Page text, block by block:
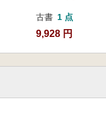
古書 1 点
9,928 円